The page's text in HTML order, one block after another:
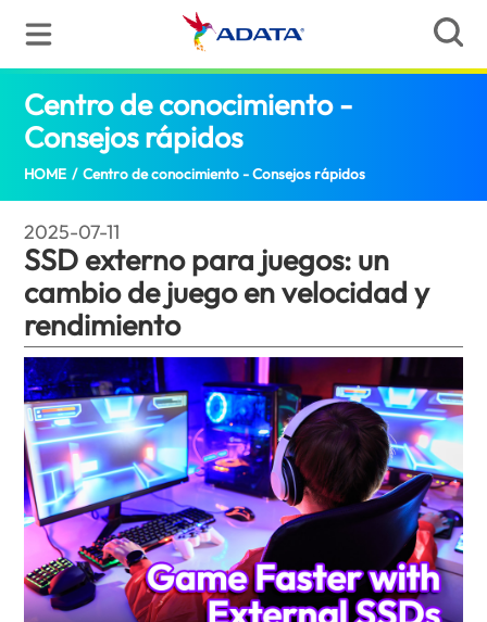
Centro de conocimiento -
Consejos rápidosSSD externo para juegos:
HOME / Centro de conocimiento - Consejos rápidos
2025-07-11
SSD externo para juegos: un
cambio de juego en velocidad y
rendimiento